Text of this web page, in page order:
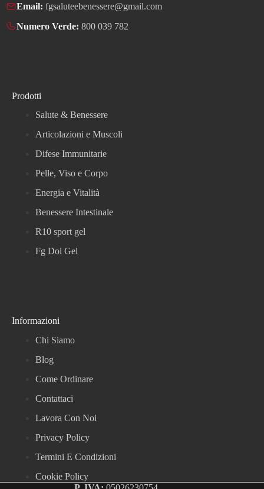
Email: fgsaluteebenessere@gmail.com
Numero Verde: 800 039 782
Prodotti
Salute & Benessere
Articolazioni e Muscoli
Difese Immunitarie
Pelle, Viso e Corpo
Energia e Vitalità
Benessere Intestinale
R10 sport gel
Fg Dol Gel
Informazioni
Chi Siamo
Blog
Come Ordinare
Contattaci
Lavora Con Noi
Privacy Policy
Termini E Condizioni
Cookie Policy